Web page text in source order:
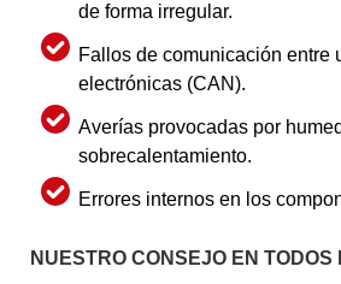
de forma irregular.
Fallos de comunicación entre
electrónicas (CAN).
Averías provocadas por
sobrecalentamiento.
Errores internos en los
NUESTRO CONSEJO EN TODOS